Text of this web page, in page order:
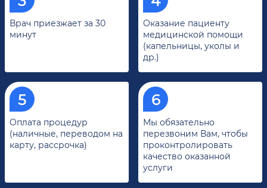
Врач приезжает за 30
минут
Оказание пациенту
медицинской помощи
(капельницы, уколы и
др.)
Оплата процедур
(наличные, переводом на
карту, рассрочка)
Мы обязательно
перезвоним Вам, чтобы
проконтролировать
качество оказанной
услуги